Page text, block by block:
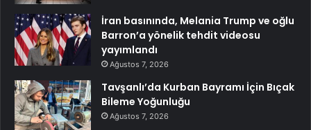
İran basınında, Melania Trump ve oğlu
Barron’a yönelik tehdit videosu
yayımlandı
Ağustos 7, 2026
Tavşanlı’da Kurban Bayramı İçin Bıçak
Bileme Yoğunluğu
Ağustos 7, 2026